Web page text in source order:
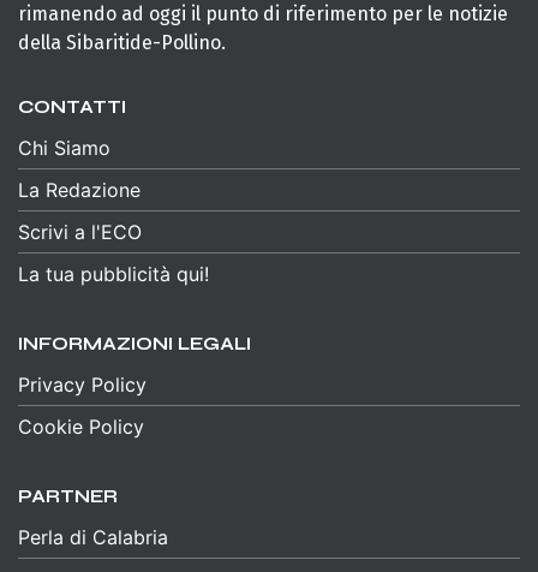
rimanendo ad oggi il punto di riferimento per le notizie
della Sibaritide-Pollino.
CONTATTI
Chi Siamo
La Redazione
Scrivi a l'ECO
La tua pubblicità qui!
INFORMAZIONI LEGALI
Privacy Policy
Cookie Policy
PARTNER
Perla di Calabria